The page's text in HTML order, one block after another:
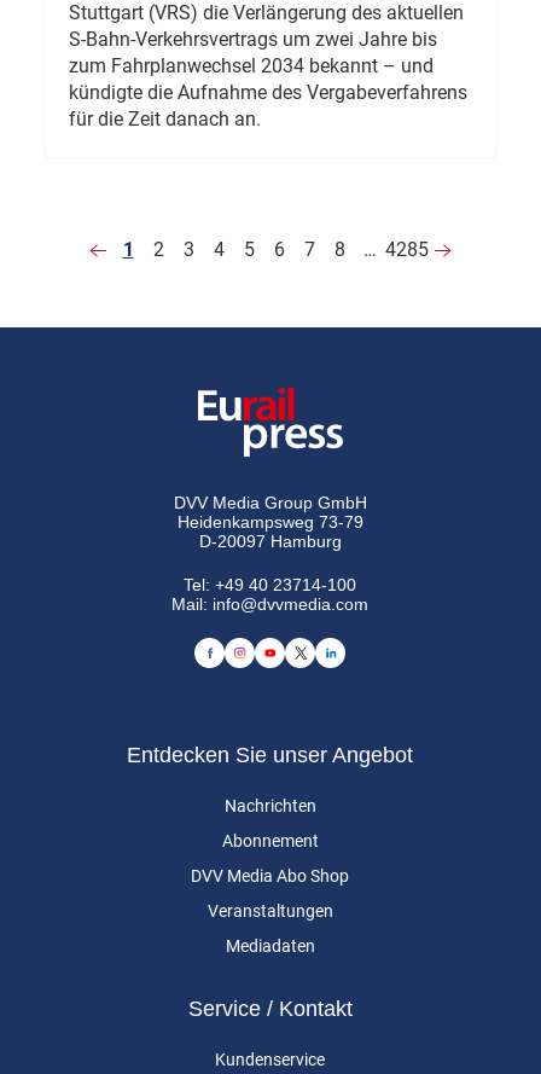
Stuttgart (VRS) die Verlängerung des aktuellen
S-Bahn-Verkehrsvertrags um zwei Jahre bis
zum Fahrplanwechsel 2034 bekannt – und
kündigte die Aufnahme des Vergabeverfahrens
für die Zeit danach an.
1 2 3 4 5 6 7 8 … 4285
DVV Media Group GmbH
Heidenkampsweg 73-79
D-20097 Hamburg
Tel:+49 40 23714-100
Mail: info@dvvmedia.com
Entdecken Sie unser Angebot
Nachrichten
Abonnement
DVV Media Abo Shop
Veranstaltungen
Mediadaten
Service / Kontakt
Kundenservice